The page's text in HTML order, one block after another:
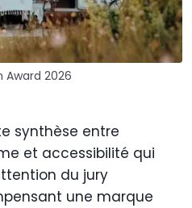
Award 2026
synthèse entre
et accessibilité qui
du jury
une marque